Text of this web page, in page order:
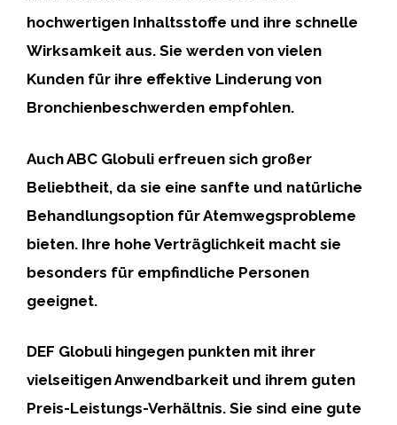
hochwertigen Inhaltsstoffe und ihre schnelle
Wirksamkeit aus. Sie werden von vielen
Kunden für ihre effektive Linderung von
Bronchienbeschwerden empfohlen.
Auch ABC Globuli erfreuen sich großer
Beliebtheit, da sie eine sanfte und natürliche
Behandlungsoption für Atemwegsprobleme
bieten. Ihre hohe Verträglichkeit macht sie
besonders für empfindliche Personen
geeignet.
DEF Globuli hingegen punkten mit ihrer
vielseitigen Anwendbarkeit und ihrem guten
Preis-Leistungs-Verhältnis. Sie sind eine gute